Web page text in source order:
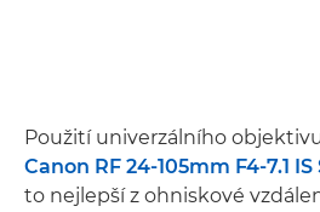
Použití univerzálního
Canon RF 24-105mm F4-7.1 IS
to nejlepší z ohniskové